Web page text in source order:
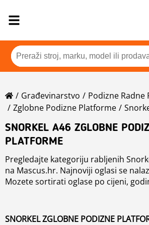
Građevinarstvo
Podizne Radne
Zglobne Podizne Platforme
SNORKEL A46 ZGLOBNE
PLATFORME
Pregledajte kategoriju rabljenih
na Mascus.hr. Najnoviji oglasi se nalaze na vrhu strane.
Mozete sortirati oglase po cijeni,
gradjevinarske strojeve grupisane po
SNORKEL ZGLOBNE PODIZNE